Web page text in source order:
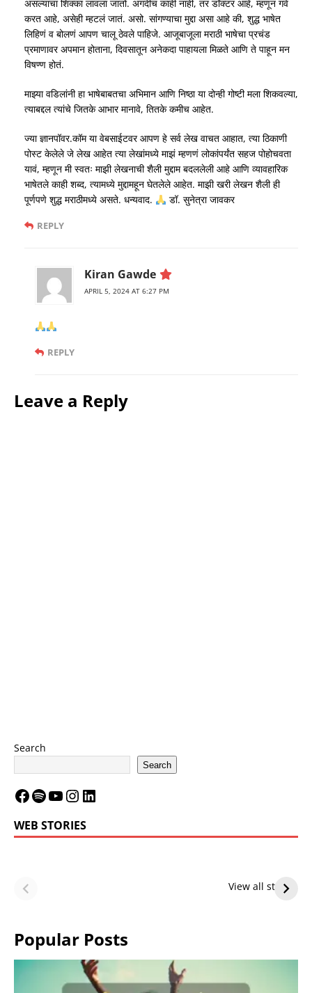
असल्याचा शिक्का लावला जातो. अगदीच काही नाही, तर डॉक्टर आहे, म्हणून गर्व
करत आहे, असेही म्हटलं जातं. असो. सांगण्याचा मुद्दा असा आहे की, शुद्ध भाषेत
लिहिणं व बोलणं आपण चालू ठेवले पाहिजे. आजूबाजूला मराठी भाषेचा प्रचंड
प्रमाणावर अपमान होताना, दिवसातून अनेकदा पाहायला मिळते आणि ते पाहून मन
विषण्ण होतं.
माझ्या वडिलांनी हा भाषेबाबतचा अभिमान आणि निष्ठा या दोन्ही गोष्टी मला शिकवल्या,
त्याबद्दल त्यांचे जितके आभार मानावे, तितके कमीच आहेत.
ज्या ज्ञानपॉवर.कॉम या वेबसाईटवर आपण हे सर्व लेख वाचत आहात, त्या ठिकाणी
पोस्ट केलेले जे लेख आहेत त्या लेखांमध्ये माझं म्हणणं लोकांपर्यंत सहज पोहोचवता
यावं, म्हणून मी स्वतः माझी लेखनाची शैली मुद्दाम बदललेली आहे आणि व्यावहारिक
भाषेतले काही शब्द, त्यामध्ये मुद्दामहून घेतलेले आहेत. माझी खरी लेखन शैली ही
पूर्णपणे शुद्ध मराठीमध्ये असते. धन्यवाद.
डॉ. सुनेत्रा जावकर
REPLY
Kiran Gawde
APRIL 5, 2024 AT 6:27 PM
REPLY
Leave a Reply
Search
Search
WEB STORIES
View all stories
Future — Lakers
or Warriors?
Lakers Future
Popular Posts